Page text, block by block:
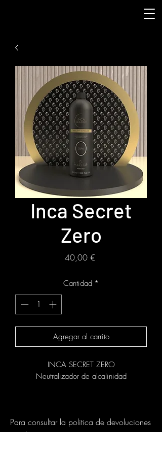
Inca Secret
Zero
40,00 €Precio
Cantidad *
Agregar al carrito
INCA SECRET ZERO
Neutralizador de alcalinidad
del amoniaco, transformando una
coloración normal de oxidación en una
Para consultar la politica de devoluciones
puedes ir